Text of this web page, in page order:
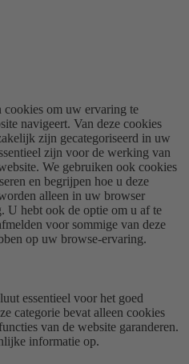
cookies om uw ervaring te
navigeert. Van deze cookies
zijn gecategoriseerd in uw
zijn voor de werking van
We gebruiken ook cookies
en begrijpen hoe u deze
alleen in uw browser
U hebt ook de optie om u af te
voor sommige van deze
op uw browse-ervaring.
essentieel voor het goed
categorie bevat alleen cookies
van de website garanderen.
informatie op.